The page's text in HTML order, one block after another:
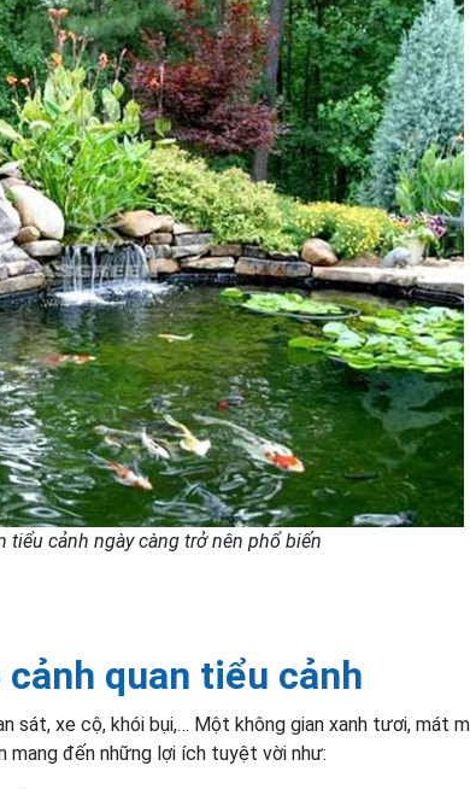
cảnh ngày càng trở nên phổ biến
quan tiểu cảnh
sát, xe cộ, khói bụi,… Một không gian xanh tươi, mát
mang đến những lợi ích tuyệt vời như: